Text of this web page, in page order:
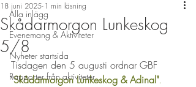
Alla inlägg
Evenemang & Aktiviteter
Nyheter startsida
Rapporter från aktiviteter
Skådarmorgon Lunkeskog
5/8
18 juni 2025 1 min läsning
Tisdagen den 5 augusti ordnar GBF
"Skådarmorgon Lunkeskog & Adinal".